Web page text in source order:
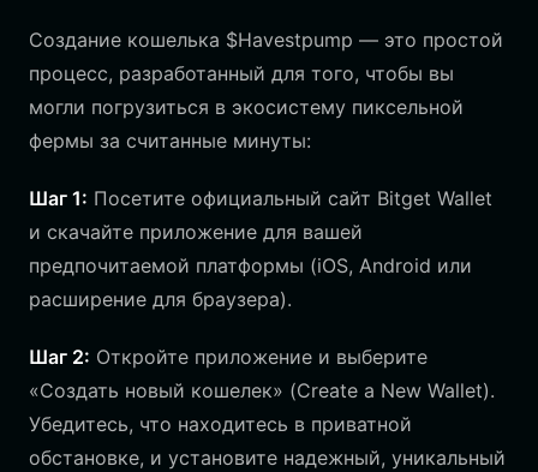
Создание кошелька $Havestpump — это простой
процесс, разработанный для того, чтобы вы
могли погрузиться в экосистему пиксельной
фермы за считанные минуты:
Шаг 1: Посетите официальный сайт Bitget Wallet
и скачайте приложение для вашей
предпочитаемой платформы (iOS, Android или
расширение для браузера).
Шаг 2: Откройте приложение и выберите
«Создать новый кошелек» (Create a New Wallet).
Убедитесь, что находитесь в приватной
обстановке, и установите надежный, уникальный